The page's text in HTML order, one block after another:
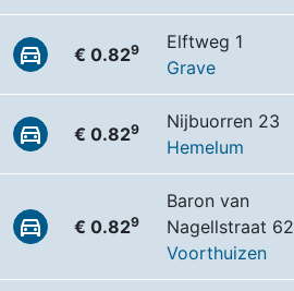
€ 0.829
Elftweg 1
Grave
€ 0.829
Nijbuorren 23
Hemelum
€ 0.829
Baron van
Nagellstraat 62
Voorthuizen